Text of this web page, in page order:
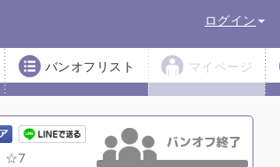
ログイン
バンオフリスト マイページ
7